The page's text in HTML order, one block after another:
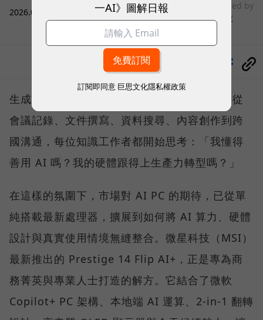
2026.07.31
sponsored by
微星科技
生成式人工智慧技術正以驚人速度滲透職場，從
會議記錄、文件撰寫、資料搜尋、內容創作到跨
國溝通，每位知識工作者都開始思考：「我懂得
善用 AI 嗎？我的硬體跟得上生產力轉型嗎？」
在這樣的氛圍下，市場對 AI PC 的期待，已從單
純搭載最新處理器，擴展到如何將 AI 算力、硬體
設計與真實使用情境無縫整合。微星科技（MSI）
最新推出的 Prestige 14 Flip AI+，正是專為商
務菁英與專業人士打造的解方。它結合了微軟
Copilot+ PC 架構、本地端 AI 運算、2-in-1 翻轉
一AI》圖解日報
訂閱即同意 巨思文化隱私權政策